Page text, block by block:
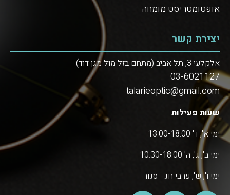
אופטומטריסט מומחה
יצירת קשר
אלקלעי 3, תל אביב (מתחם בזל מול מגן דוד)
03-6021127
talarieoptic@gmail.com
שעות פעילות
ימי א', ד' 13:00-18:00
ימי ב', ג', ה' 10:30-18:00
ימי ו', ש', ערבי חג - סגור